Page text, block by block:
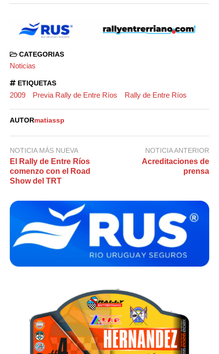
CATEGORIAS
Noticias
ETIQUETAS
2009 Previa Rally de Entre Ríos Rally de Entre Ríos
AUTORmatiassp
NOTICIA MÁS NUEVA
El Rally de Entre Ríos
comenzo con el Road
Show del TRT
NOTICIA ANTERIOR
Acreditaciones de
prensa